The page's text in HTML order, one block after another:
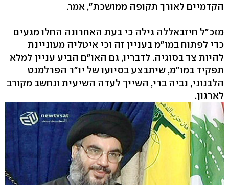
הקדמיים לאורך תקופה ממושכת", אמר.
מזכ"ל חיזבאללה גילה כי בעת האחרונה החלו מגעים
כדי לפתוח במו"מ בעניין זה וכי איטליה מעוניינת
להיות צד בסוגיה. לדבריו, גם האו"ם הביע עניין למלא
תפקיד במו"מ, שיתבצע בסיועו של יו"ר הפרלמנט
הלבנוני, נביה ברי, השייך לעדה השיעית ונחשב מקורב
לארגון.